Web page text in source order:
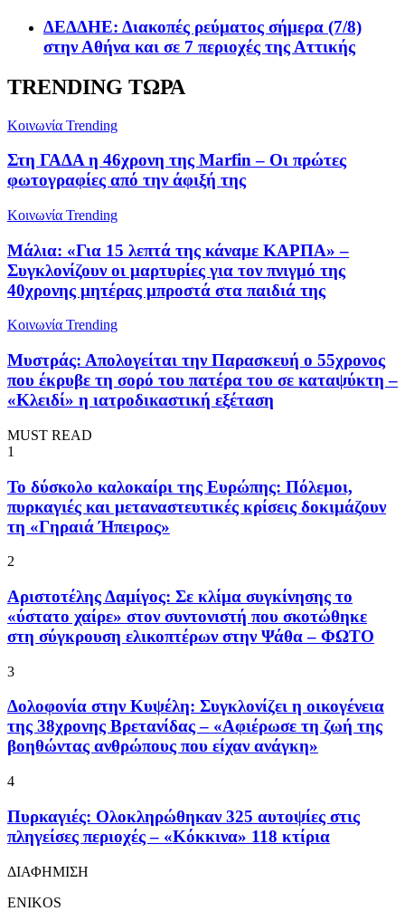
ΔΕΔΔΗΕ: Διακοπές ρεύματος σήμερα (7/8)
στην Αθήνα και σε 7 περιοχές της Αττικής
TRENDING ΤΩΡΑ
Κοινωνία Trending
Στη ΓΑΔΑ η 46χρονη της Marfin – Οι πρώτες
φωτογραφίες από την άφιξή της
Κοινωνία Trending
Μάλια: «Για 15 λεπτά της κάναμε ΚΑΡΠΑ» –
Συγκλονίζουν οι μαρτυρίες για τον πνιγμό της
40χρονης μητέρας μπροστά στα παιδιά της
Κοινωνία Trending
Μυστράς: Απολογείται την Παρασκευή ο 55χρονος
που έκρυβε τη σορό του πατέρα του σε καταψύκτη –
«Κλειδί» η ιατροδικαστική εξέταση
MUST READ
1
To δύσκολο καλοκαίρι της Ευρώπης: Πόλεμοι,
πυρκαγιές και μεταναστευτικές κρίσεις δοκιμάζουν
τη «Γηραιά Ήπειρος»
2
Αριστοτέλης Δαμίγος: Σε κλίμα συγκίνησης το
«ύστατο χαίρε» στον συντονιστή που σκοτώθηκε
στη σύγκρουση ελικοπτέρων στην Ψάθα – ΦΩΤΟ
3
Δολοφονία στην Κυψέλη: Συγκλονίζει η οικογένεια
της 38χρονης Βρετανίδας – «Αφιέρωσε τη ζωή της
βοηθώντας ανθρώπους που είχαν ανάγκη»
4
Πυρκαγιές: Ολοκληρώθηκαν 325 αυτοψίες στις
πληγείσες περιοχές – «Κόκκινα» 118 κτίρια
ΔΙΑΦΗΜΙΣΗ
ENIKOS